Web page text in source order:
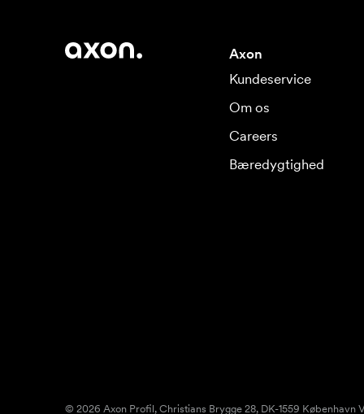
Axon
Kundeservice
Om os
Careers
Bæredygtighed
© 2026 Axon Profil, Christians Brygge 28, DK-1559 København